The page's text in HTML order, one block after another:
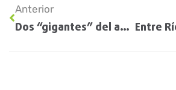
Anterior
Dos “gigantes” del agro argentino se reunieron con Alberto Fernández